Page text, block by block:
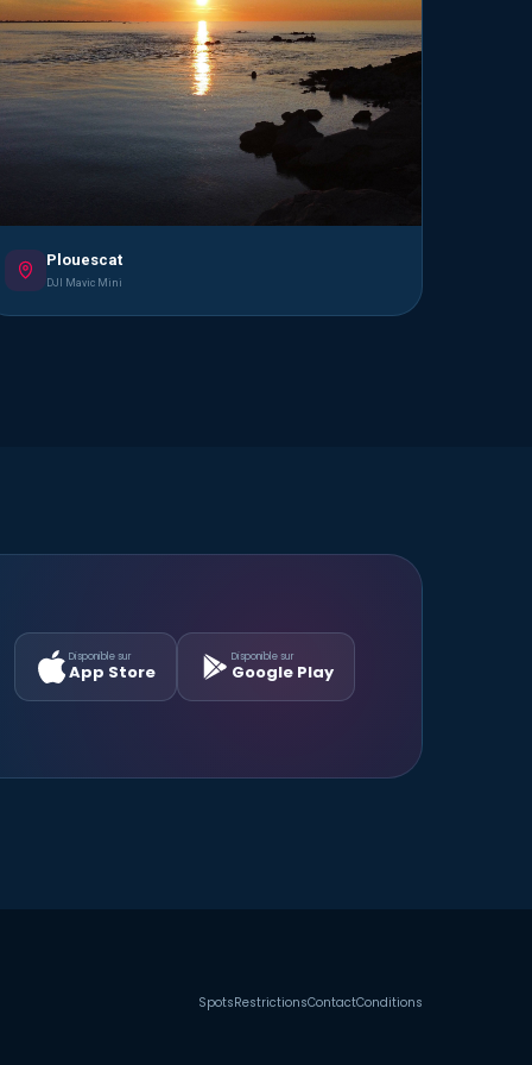
Plouescat
DJI Mavic Mini
Disponible sur
App Store
Disponible sur
Google Play
SpotsRestrictionsContactConditions